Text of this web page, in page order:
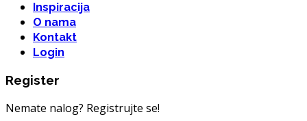
Inspiracija
O nama
Kontakt
Login
Register
Nemate nalog? Registrujte se!